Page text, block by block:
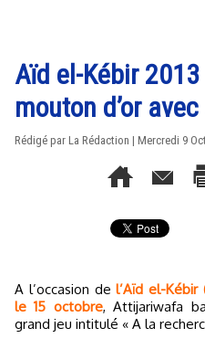
Aïd el-Kébir
mouton d’or
Rédigé par La Rédaction | Mercredi 9
A l’occasion del’Aïd el-
le 15 octobre, Attijariwafa
grand jeu intitulé « A la